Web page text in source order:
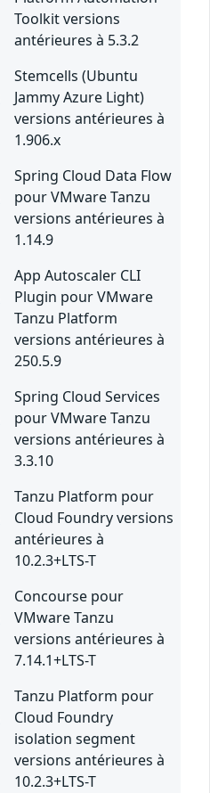
Toolkit versions
antérieures à 5.3.2
Stemcells (Ubuntu
Jammy Azure Light)
versions antérieures à
1.906.x
Spring Cloud Data Flow
pour VMware Tanzu
versions antérieures à
1.14.9
App Autoscaler CLI
Plugin pour VMware
Tanzu Platform
versions antérieures à
250.5.9
Spring Cloud Services
pour VMware Tanzu
versions antérieures à
3.3.10
Tanzu Platform pour
Cloud Foundry versions
antérieures à
10.2.3+LTS-T
Concourse pour
VMware Tanzu
versions antérieures à
7.14.1+LTS-T
Tanzu Platform pour
Cloud Foundry
isolation segment
versions antérieures à
10.2.3+LTS-T